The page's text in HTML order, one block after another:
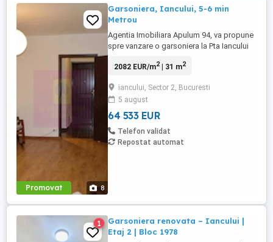
Promovat 8
Garsoniera, Iancului, 5-6 min
Metrou
Agentia Imobiliara Apulum 94, va propune
spre vanzare o garsoniera la Pta Iancului
mp An 1980 Semidecomandat Etaj 10 din
Apometre Balcon Debara Instalatii
electrice noi Instalatii sanitare noi Renovat
recent ...
2082 EUR/m2| 31 m2
iancului, Sector 2, Bucuresti
5 august
64 533 EUR
Telefon validat
Repostat automat
1
Garsoniera renovata – Iancului |
Etaj 2 | Bloc 1978